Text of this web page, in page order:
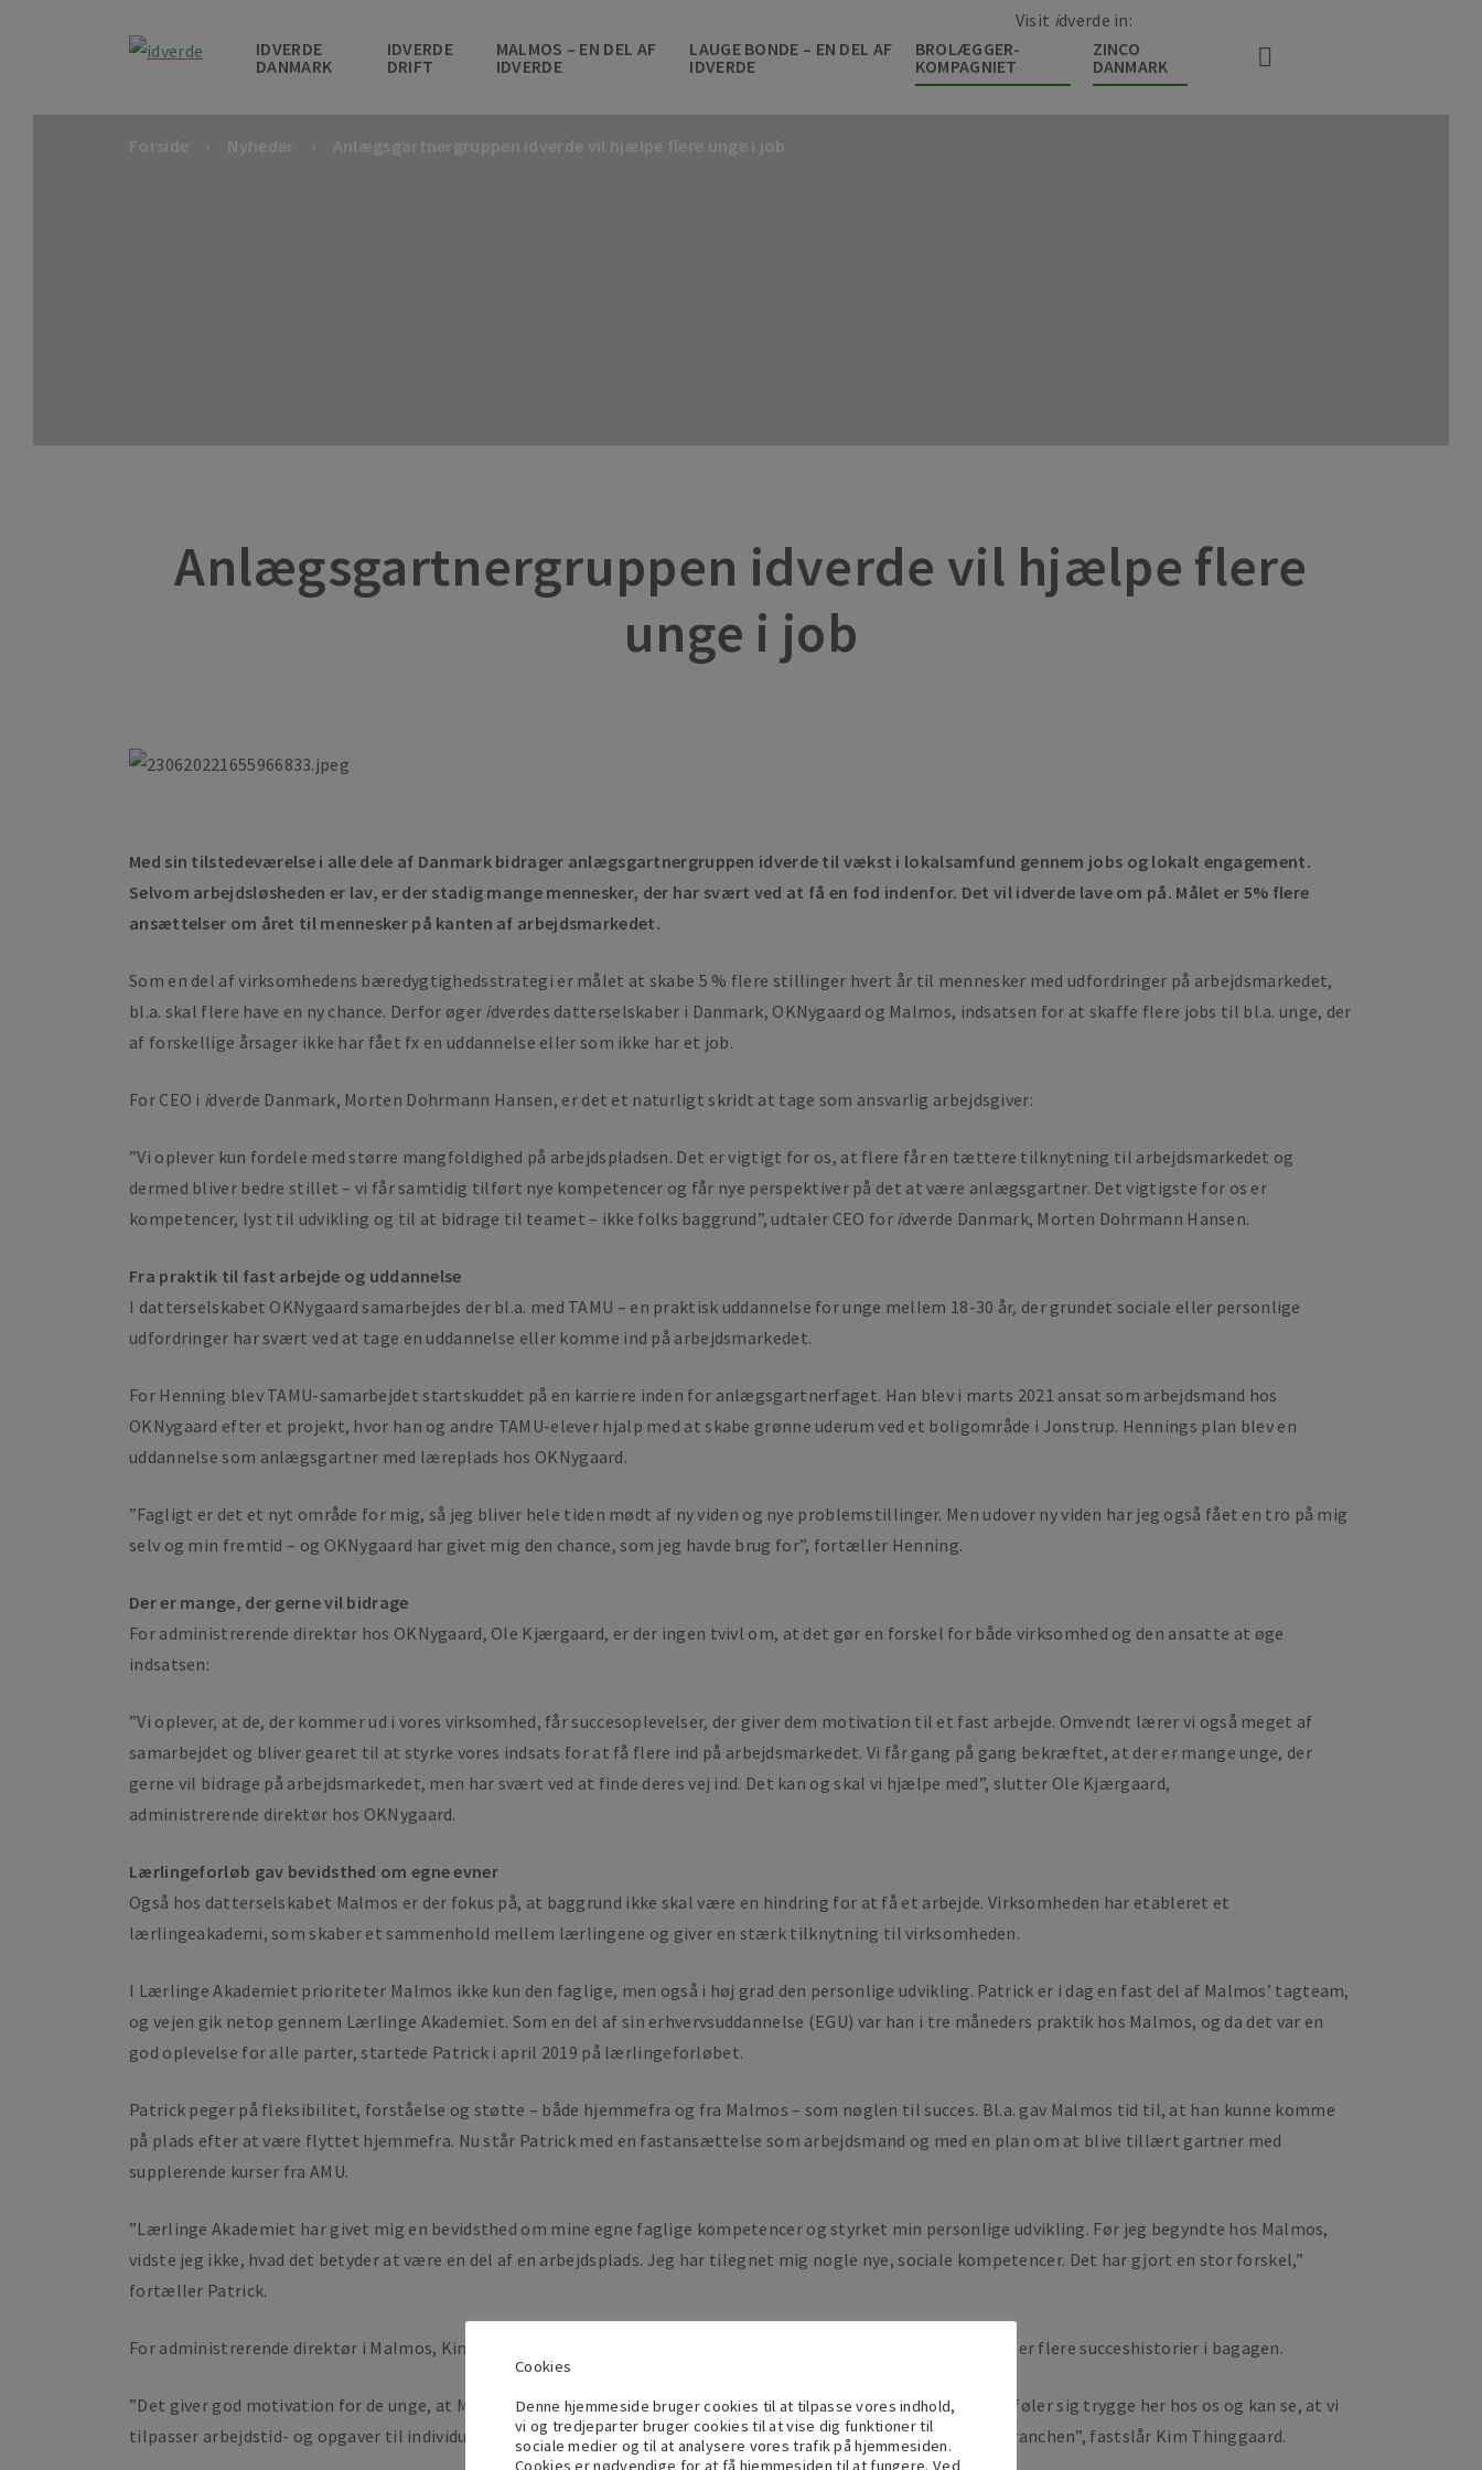
IDVERDE
DANMARK
IDVERDE
DRIFT
MALMOS – EN DEL AF
IDVERDE
LAUGE BONDE – EN DEL AF
IDVERDE
BROLÆGGER-
KOMPAGNIET
ZINCO
DANMARK
Visit idverde in:
Anlægsgartnergruppen idverde vil hjælpe flere
unge i job
Med sin tilstedeværelse i alle dele af Danmark bidrager anlægsgartnergruppen idverde til vækst i lokalsamfund gennem jobs og lokalt engagement.
Selvom arbejdsløsheden er lav, er der stadig mange mennesker, der har svært ved at få en fod indenfor. Det vil idverde lave om på. Målet er 5% flere
ansættelser om året til mennesker på kanten af arbejdsmarkedet.
Som en del af virksomhedens bæredygtighedsstrategi er målet at skabe 5 % flere stillinger hvert år til mennesker med udfordringer på arbejdsmarkedet,
bl.a. skal flere have en ny chance. Derfor øger idverdes datterselskaber i Danmark, OKNygaard og Malmos, indsatsen for at skaffe flere jobs til bl.a. unge, der
af forskellige årsager ikke har fået fx en uddannelse eller som ikke har et job.
For CEO i idverde Danmark, Morten Dohrmann Hansen, er det et naturligt skridt at tage som ansvarlig arbejdsgiver:
”Vi oplever kun fordele med større mangfoldighed på arbejdspladsen. Det er vigtigt for os, at flere får en tættere tilknytning til arbejdsmarkedet og
dermed bliver bedre stillet – vi får samtidig tilført nye kompetencer og får nye perspektiver på det at være anlægsgartner. Det vigtigste for os er
kompetencer, lyst til udvikling og til at bidrage til teamet – ikke folks baggrund”, udtaler CEO for idverde Danmark, Morten Dohrmann Hansen.
Fra praktik til fast arbejde og uddannelse
I datterselskabet OKNygaard samarbejdes der bl.a. med TAMU – en praktisk uddannelse for unge mellem 18-30 år, der grundet sociale eller personlige
udfordringer har svært ved at tage en uddannelse eller komme ind på arbejdsmarkedet.
For Henning blev TAMU-samarbejdet startskuddet på en karriere inden for anlægsgartnerfaget. Han blev i marts 2021 ansat som arbejdsmand hos
OKNygaard efter et projekt, hvor han og andre TAMU-elever hjalp med at skabe grønne uderum ved et boligområde i Jonstrup. Hennings plan blev en
uddannelse som anlægsgartner med læreplads hos OKNygaard.
”Fagligt er det et nyt område for mig, så jeg bliver hele tiden mødt af ny viden og nye problemstillinger. Men udover ny viden har jeg også fået en tro på mig
selv og min fremtid – og OKNygaard har givet mig den chance, som jeg havde brug for”, fortæller Henning.
Der er mange, der gerne vil bidrage
For administrerende direktør hos OKNygaard, Ole Kjærgaard, er der ingen tvivl om, at det gør en forskel for både virksomhed og den ansatte at øge
indsatsen:
”Vi oplever, at de, der kommer ud i vores virksomhed, får succesoplevelser, der giver dem motivation til et fast arbejde. Omvendt lærer vi også meget af
samarbejdet og bliver gearet til at styrke vores indsats for at få flere ind på arbejdsmarkedet. Vi får gang på gang bekræftet, at der er mange unge, der
gerne vil bidrage på arbejdsmarkedet, men har svært ved at finde deres vej ind. Det kan og skal vi hjælpe med”, slutter Ole Kjærgaard,
administrerende direktør hos OKNygaard.
Lærlingeforløb gav bevidsthed om egne evner
Også hos datterselskabet Malmos er der fokus på, at baggrund ikke skal være en hindring for at få et arbejde. Virksomheden har etableret et
lærlingeakademi, som skaber et sammenhold mellem lærlingene og giver en stærk tilknytning til virksomheden.
I Lærlinge Akademiet prioriteter Malmos ikke kun den faglige, men også i høj grad den personlige udvikling. Patrick er i dag en fast del af Malmos’ tagteam,
og vejen gik netop gennem Lærlinge Akademiet. Som en del af sin erhvervsuddannelse (EGU) var han i tre måneders praktik hos Malmos, og da det var en
god oplevelse for alle parter, startede Patrick i april 2019 på lærlingeforløbet.
Patrick peger på fleksibilitet, forståelse og støtte – både hjemmefra og fra Malmos – som nøglen til succes. Bl.a. gav Malmos tid til, at han kunne komme
på plads efter at være flyttet hjemmefra. Nu står Patrick med en fastansættelse som arbejdsmand og med en plan om at blive tillært gartner med
supplerende kurser fra AMU.
”Lærlinge Akademiet har givet mig en bevidsthed om mine egne faglige kompetencer og styrket min personlige udvikling. Før jeg begyndte hos Malmos,
vidste jeg ikke, hvad det betyder at være en del af en arbejdsplads. Jeg har tilegnet mig nogle nye, sociale kompetencer. Det har gjort en stor forskel,”
fortæller Patrick.
For administrerende direktør i Malmos, Kim Thinggaard, betyder det meget for den unge, at de allerede har en eller flere succeshistorier i bagagen.
”Det giver god motivation for de unge, at Malmos kan vise forløb med en høj ’succesrate’. Det medvirker til, at de føler sig trygge her hos os og kan se, at vi
tilpasser arbejdstid- og opgaver til individuelle behov. Vi viser, at der er gode fremtidsmuligheder internt eller i branchen”, fastslår Kim Thinggaard.
Cookies
Denne hjemmeside bruger cookies til at tilpasse vores indhold,
vi og tredjeparter bruger cookies til at vise dig funktioner til
sociale medier og til at analysere vores trafik på hjemmesiden.
Cookies er nødvendige for at få hjemmesiden til at fungere. Ved